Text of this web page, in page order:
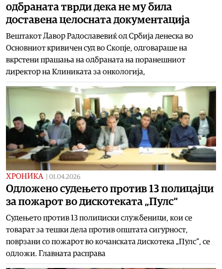
одбраната тврди дека не му била
доставена целосната документација
Вештакот Давор Радославевиќ од Србија денеска во
Основниот кривичен суд во Скопје, одговараше на
вкрстени прашања на одбраната на поранешниот
директор на Клиниката за онкологија,
ХРОНИКА 01.04.2026
Одложено судењето против 13 полицајци
за пожарот во дискотеката „Пулс“
Судењето против 13 полициски службеници, кои се
товарат за тешки дела против општата сигурност,
поврзани со пожарот во кочанската дискотека „Пулс“, се
одложи. Главната расправа